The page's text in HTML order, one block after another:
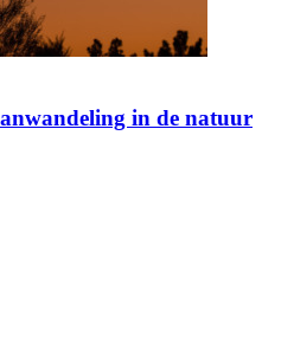
in de natuur